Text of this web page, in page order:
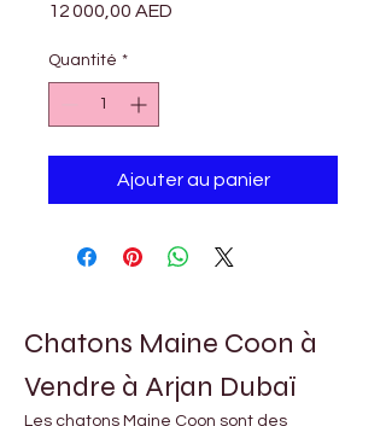
12 000,00 AED
Quantité *
Ajouter au panier
Chatons Maine Coon à
Vendre à Arjan Dubaï
Les chatons Maine Coon sont des